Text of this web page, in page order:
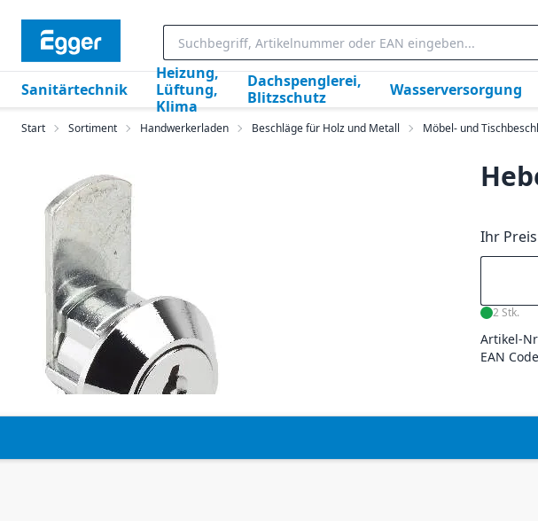
Sanitärtechnik
Heizung,
Lüftung,
Klima
Dachspenglerei,
Blitzschutz
Wasserversorgung
Start Sortiment Handwerkerladen Beschläge für Holz und Metall Möbel- und
Ihr Preis
2 Stk.
Artikel-
EAN